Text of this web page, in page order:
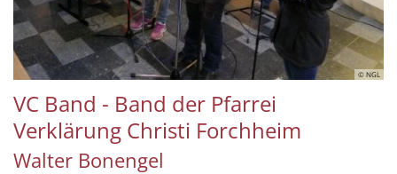
© NGL
VC Band - Band der Pfarrei
Verklärung Christi Forchheim
Walter Bonengel